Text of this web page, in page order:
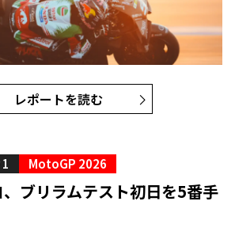
レポートを読む
MotoGP 2026
ブリラムテスト初日を5番手